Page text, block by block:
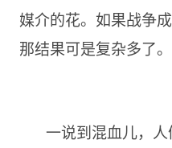
媒介的花。如果战争
那结果可是复杂多了。
一说到混血儿，人